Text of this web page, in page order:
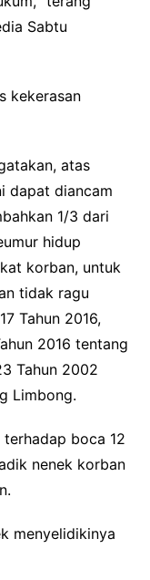
Sabtu
kekerasan
atas
dapat diancam
1/3 dari
hidup
korban, untuk
tidak ragu
Tahun 2016,
2016 tentang
Tahun 2002
Limbong.
boca 12
nenek korban
menyelidikinya